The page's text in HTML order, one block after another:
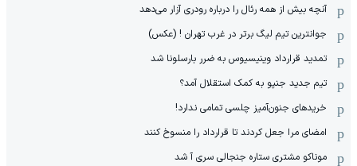
آنچه بیش از همه رئال را درباره رودری آزار می‌دهد
جوانترین تیم لیگ برتر در غرب تهران ! (عکس)
تمدید قرارداد وینیسیوس به ضرر بارسلونا شد
تیم جدید جنپو به کمک استقلال آمد؟
خریدهای جنون‌آمیز چلسی تمامی ندارد!
امضای مرا جعل کردند تا قرارداد را منسوخ کنند
موناکو مشتری ستاره جنجالی سری آ شد